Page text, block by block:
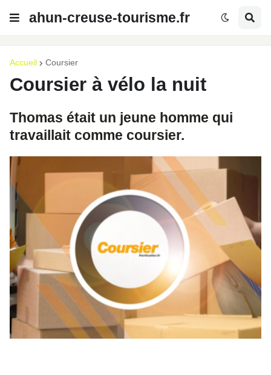
ahun-creuse-tourisme.fr
Accueil Coursier
Coursier à vélo la nuit
Thomas était un jeune homme qui
travaillait comme coursier.